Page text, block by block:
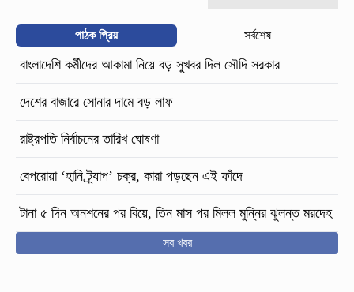
পাঠক প্রিয় সর্বশেষ
বাংলাদেশি কর্মীদের আকামা নিয়ে বড় সুখবর দিল সৌদি সরকার
দেশের বাজারে সোনার দামে বড় লাফ
রাষ্ট্রপতি নির্বাচনের তারিখ ঘোষণা
বেপরোয়া ‘হানি ট্র্যাপ’ চক্র, কারা পড়ছেন এই ফাঁদে
টানা ৫ দিন অনশনের পর বিয়ে, তিন মাস পর মিলল মুন্নির ঝুলন্ত মরদেহ
সব খবর